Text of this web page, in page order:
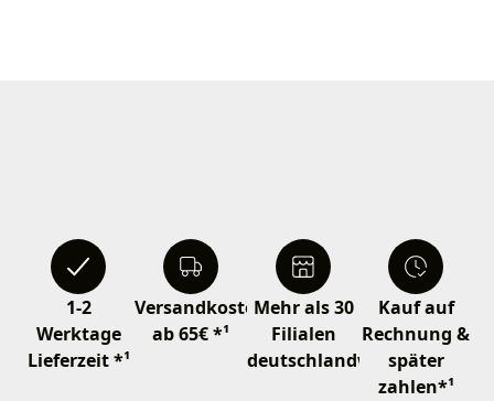
1-2
Werktage
Lieferzeit *¹
Versandkostenfrei
ab 65€ *¹
Mehr als 30
Filialen
deutschlandweit
Kauf auf
Rechnung &
später
zahlen*¹